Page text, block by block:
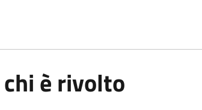
è rivolto